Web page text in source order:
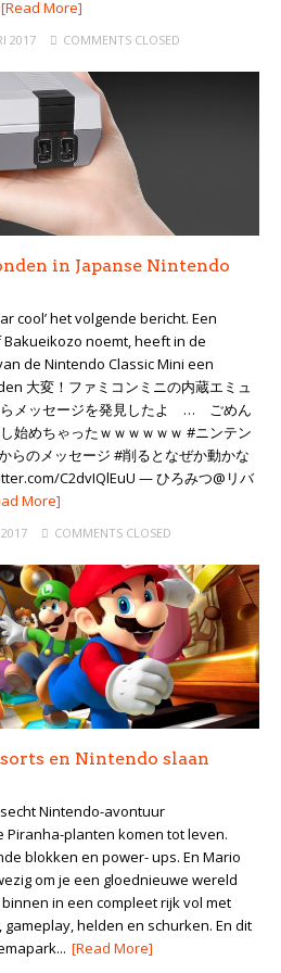
[Read More]
2017 COMMENTS CLOSED
in Japanse Nintendo
cool’ het volgende bericht. Een
noemt, heeft in de
de Nintendo Classic Mini een
大変！ファミコンミニの内蔵エミュ
らメッセージを発見したよ … ごめん
始めちゃったｗｗｗｗｗｗ #ニンテン
らのメッセージ #削るとなぜか動かな
C2dvIQlEuU — ひろみつ@リバ
More]
COMMENTS CLOSED
en Nintendo slaan
Nintendo-avontuur
Piranha-planten komen tot leven.
blokken en power- ups. En Mario
om je een gloednieuwe wereld
in een compleet rijk vol met
helden en schurken. En dit
[Read More]